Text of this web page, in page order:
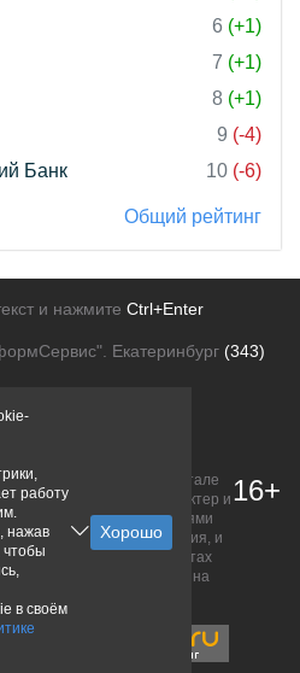
6 (+1)
7 (+1)
8 (+1)
9 (-4)
Банк
10 (-6)
Общий рейтинг
и нажмите Ctrl+Enter
Екатеринбург (343)
размещенная на портале
ознакомительный характер и
определяемой положениями
и полного описания, и
уточняйте на сайтах
Исключительное право на
16+
работу
нажав
чтобы
в своём